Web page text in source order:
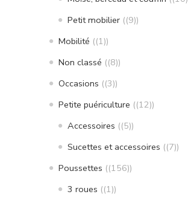
Petit mobilier (9)
Mobilité (1)
Non classé (8)
Occasions (3)
Petite puériculture (12)
Accessoires (5)
Sucettes et accessoires (7)
Poussettes (156)
3 roues (1)